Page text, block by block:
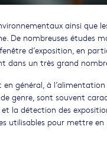
ainsi
De nombreuses études
d’exposition, en
un très grand
en général, à
genre, sont souvent
et la détection des
utilisables pour mettre